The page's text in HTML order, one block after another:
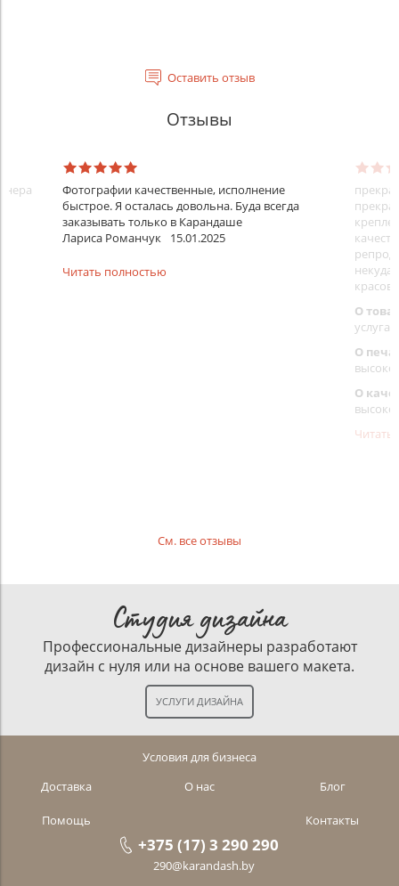
Оставить отзыв
Отзывы
Фотографии качественные, исполнение
быстрое. Я осталась довольна. Буда всегда
заказывать только в Карандаше
Лариса Романчук
15.01.2025
Читать полностью
О
услуга
О
О
Читать
См. все отзывы
Студия дизайна
Профессиональные дизайнеры разработают
дизайн с нуля или на основе вашего макета.
Условия для бизнеса
Доставка
О нас Блог
Помощь Контакты
+375 (17) 3 290 290
290@karandash.by